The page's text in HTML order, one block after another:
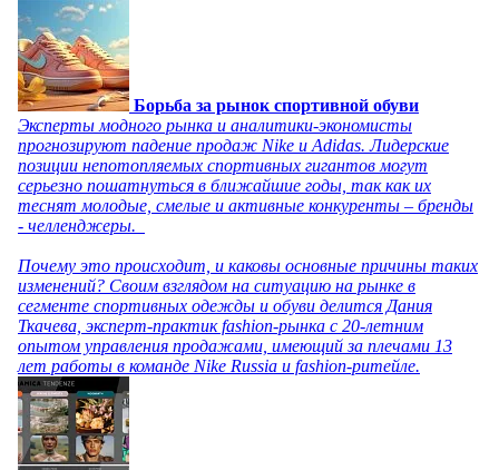
Борьба за рынок спортивной обуви
Эксперты модного рынка и аналитики-экономисты
прогнозируют падение продаж Nike и Adidas. Лидерские
позиции непотопляемых спортивных гигантов могут
серьезно пошатнуться в ближайшие годы, так как их
теснят молодые, смелые и активные конкуренты – бренды
- челленджеры.
Почему это происходит, и каковы основные причины таких
изменений? Своим взглядом на ситуацию на рынке в
сегменте спортивных одежды и обуви делится Дания
Ткачева, эксперт-практик fashion-рынка с 20-летним
опытом управления продажами, имеющий за плечами 13
лет работы в команде Nike Russia и fashion-ритейле.